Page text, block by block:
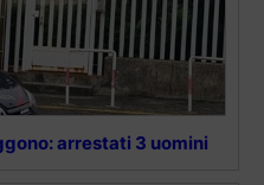
arrestati 3 uomini